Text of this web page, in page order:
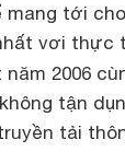
mang tới cho
vơi thực
2006
tận
tải